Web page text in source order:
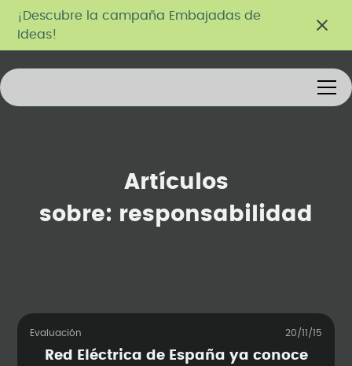
¡Descubre la campaña Embajadas de
Ideas!
Artículos
sobre: responsabilidad
Evaluación 20/11/15
Red Eléctrica de España ya conoce